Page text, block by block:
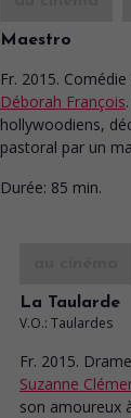
Maestro
Fr. 2015. Comédie
Déborah François
hollywoodiens,
pastoral par un
Durée: 85 min.
La Taularde
V.O.: Taulardes
Fr. 2015.
Suzanne
son amoureux